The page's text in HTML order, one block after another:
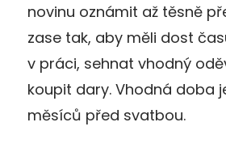
novinu oznámit až těsně
zase tak, aby měli dost
v práci, sehnat vhodný
koupit dary. Vhodná doba
měsíců před svatbou.